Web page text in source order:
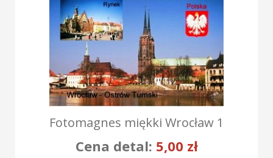
Fotomagnes miękki Wrocław 1
Cena detal: 5,00 zł